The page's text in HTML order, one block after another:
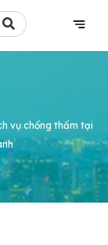
vụ chống thấm tại